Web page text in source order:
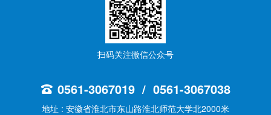
扫码关注微信公众号
0561-3067019 / 0561-3067038
地址 : 安徽省淮北市东山路淮北师范大学北2000米